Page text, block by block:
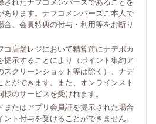
されたナフコメンバーズであることを
あります。ナフコメンバーズご本人で
合、会員特典の付与・利用等をお断り
コ店舗レジにおいて精算前にナデポカ
提示することにより（ポイント集約ア
スクリーンショット等は除く）、ナデ
とができます。また、オンラインスト
のサービスを受けれます。
またはアプリ会員証を提示された場合
ト付与を受けることができません。